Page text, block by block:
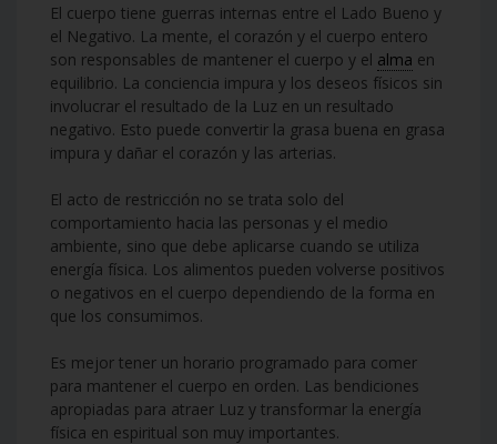
El cuerpo tiene guerras internas entre el Lado Bueno y
el Negativo. La mente, el corazón y el cuerpo entero
son responsables de mantener el cuerpo y el alma en
equilibrio. La conciencia impura y los deseos físicos sin
involucrar el resultado de la Luz en un resultado
negativo. Esto puede convertir la grasa buena en grasa
impura y dañar el corazón y las arterias.
El acto de restricción no se trata solo del
comportamiento hacia las personas y el medio
ambiente, sino que debe aplicarse cuando se utiliza
energía física. Los alimentos pueden volverse positivos
o negativos en el cuerpo dependiendo de la forma en
que los consumimos.
Es mejor tener un horario programado para comer
para mantener el cuerpo en orden. Las bendiciones
apropiadas para atraer Luz y transformar la energía
física en espiritual son muy importantes.